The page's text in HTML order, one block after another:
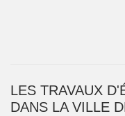
LES TRAVAUX
DANS LA VILLE